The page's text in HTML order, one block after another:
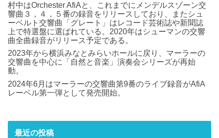
村中はOrchester AfiAと、これまでにメンデルスゾーン交
響曲３，４，５番の録音をリリースしており、またシュ
ーベルト交響曲「グレート」はレコード芸術誌や新聞誌
上で特選盤に選ばれている。2020年はシューマンの交響
曲全曲録音がリリース予定である。
2023年から横浜みなとみらいホールに戻り、マーラーの
交響曲を中心に「自然と音楽」演奏会シリーズが再始
動。
2024年6月はマーラーの交響曲第9番のライブ録音がAfiA
レーベル第一弾として発売開始。
最近の投稿